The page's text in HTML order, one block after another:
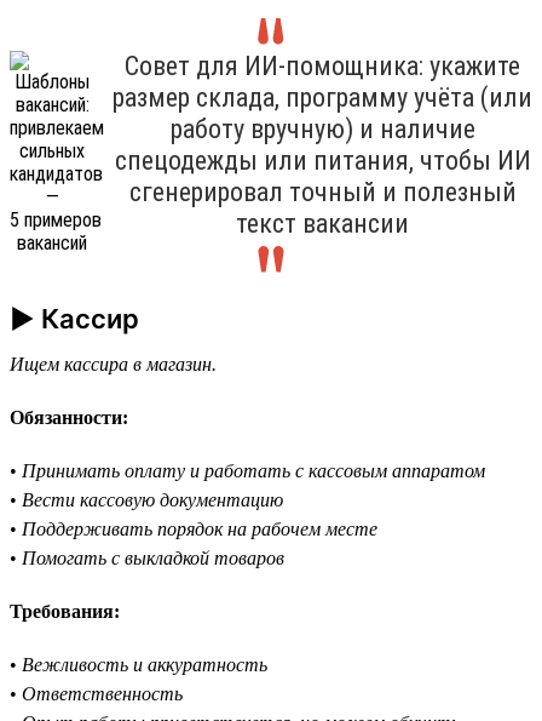
Совет для ИИ-помощника: укажите
размер склада, программу учёта (или
работу вручную) и наличие
спецодежды или питания, чтобы ИИ
сгенерировал точный и полезный
текст вакансии
► Кассир
Ищем кассира в магазин.
Обязанности:
• Принимать оплату и работать с кассовым аппаратом
• Вести кассовую документацию
• Поддерживать порядок на рабочем месте
• Помогать с выкладкой товаров
Требования:
• Вежливость и аккуратность
• Ответственность